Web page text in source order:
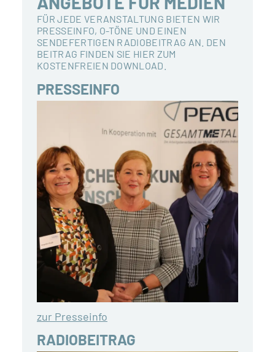
FÜR JEDE VERANSTALTUNG BIETEN WIR
PRESSEINFO, O-TÖNE UND EINEN
SENDEFERTIGEN RADIOBEITRAG AN. DEN
BEITRAG FINDEN SIE HIER ZUM
KOSTENFREIEN DOWNLOAD.
PRESSEINFO
zur Presseinfo
RADIOBEITRAG